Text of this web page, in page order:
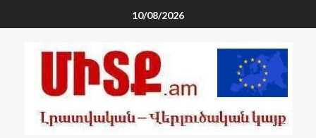
10/08/2026